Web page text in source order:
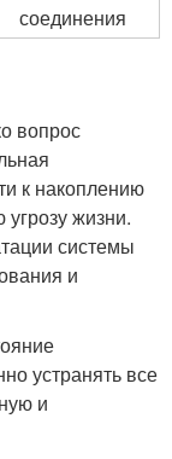
соединения
вопрос
к накоплению
угрозу жизни.
системы
и
устранять все
и